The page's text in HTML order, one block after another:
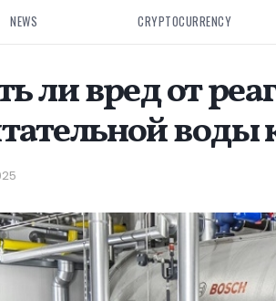
NEWS CRYPTOCURRENCY
ли вред от
воды